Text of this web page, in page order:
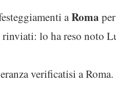
aRoma
rinviati: lo ha reso noto
verificatisi a Roma.